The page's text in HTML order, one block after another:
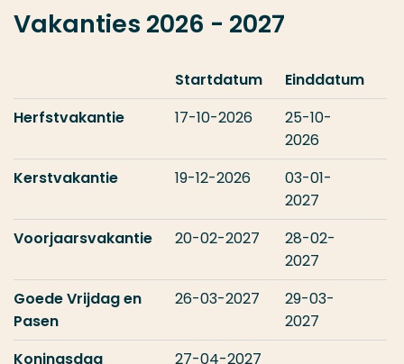
Vakanties 2026 - 2027
Startdatum
Einddatum
Herfstvakantie
17-10-2026
25-10-
2026
Kerstvakantie
19-12-2026
03-01-
2027
Voorjaarsvakantie
20-02-2027
28-02-
2027
Goede Vrijdag en
Pasen
26-03-2027
29-03-
2027
Koningsdag
27-04-2027